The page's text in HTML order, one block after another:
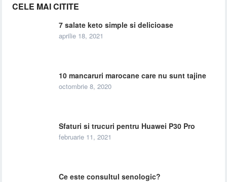
CELE MAI CITITE
7 salate keto simple si delicioase
aprilie 18, 2021
10 mancaruri marocane care nu sunt tajine
octombrie 8, 2020
Sfaturi si trucuri pentru Huawei P30 Pro
februarie 11, 2021
Ce este consultul senologic?